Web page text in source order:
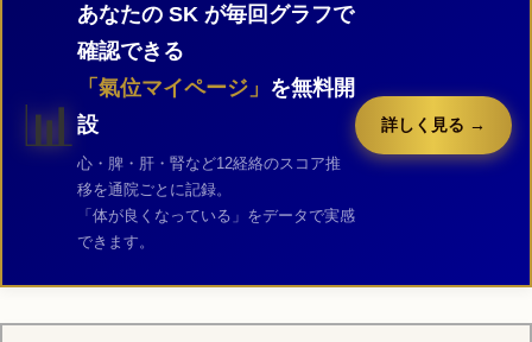
📊
あなたの SK が毎回グラフで
確認できる
「氣位マイページ」 を無料開
設
心・脾・肝・腎など12経絡のスコア推
移を通院ごとに記録。
「体が良くなっている」をデータで実感
できます。
詳しく見る →